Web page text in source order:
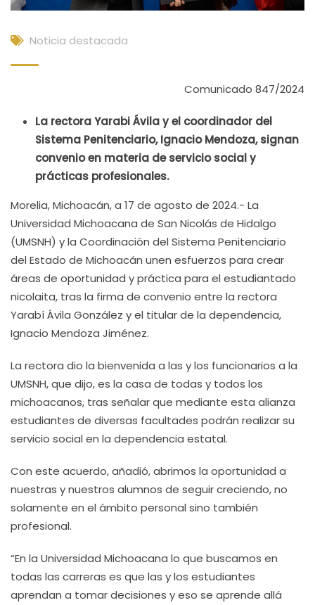
Noticia destacada
Comunicado 847/2024
La rectora Yarabi Ávila y el coordinador del
Sistema Penitenciario, Ignacio Mendoza, signan
convenio en materia de servicio social y
prácticas profesionales.
Morelia, Michoacán, a 17 de agosto de 2024.- La
Universidad Michoacana de San Nicolás de Hidalgo
(UMSNH) y la Coordinación del Sistema Penitenciario
del Estado de Michoacán unen esfuerzos para crear
áreas de oportunidad y práctica para el estudiantado
nicolaita, tras la firma de convenio entre la rectora
Yarabí Ávila González y el titular de la dependencia,
Ignacio Mendoza Jiménez.
La rectora dio la bienvenida a las y los funcionarios a la
UMSNH, que dijo, es la casa de todas y todos los
michoacanos, tras señalar que mediante esta alianza
estudiantes de diversas facultades podrán realizar su
servicio social en la dependencia estatal.
Con este acuerdo, añadió, abrimos la oportunidad a
nuestras y nuestros alumnos de seguir creciendo, no
solamente en el ámbito personal sino también
profesional.
“En la Universidad Michoacana lo que buscamos en
todas las carreras es que las y los estudiantes
aprendan a tomar decisiones y eso se aprende allá